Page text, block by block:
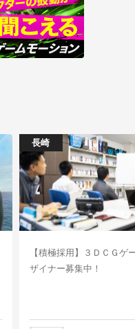
長崎
【積極採用】３ＤＣＧゲ
ザイナー募集中！